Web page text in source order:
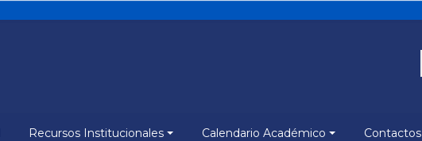
Recursos Institucionales Calendario Académico Contactos